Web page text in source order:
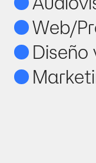
Web/
Diseño